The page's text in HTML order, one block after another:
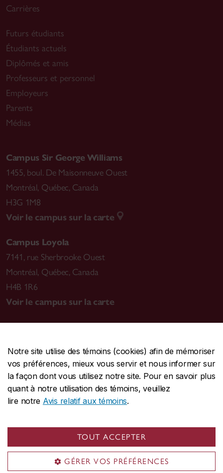
Notre site utilise des témoins (cookies) afin de mémoriser
vos préférences, mieux vous servir et nous informer sur
la façon dont vous utilisez notre site. Pour en savoir plus
quant à notre utilisation des témoins, veuillez
lire notre Avis relatif aux témoins.
TOUT ACCEPTER
GÉRER VOS PRÉFÉRENCES
Carrières
Futurs étudiants
Étudiants actuels
Diplômés et amis
Professeurs et personnel
Employeurs
Parents
Médias
Campus Sir George Williams
1455, boul. De Maisonneuve Ouest
Montréal, Québec, Canada
H3G 1M8
Voir le campus sur la carte
Campus Loyola
7141, rue Sherbrooke Ouest
Montréal, Québec, Canada
H4B 1R6
Voir le campus sur la carte
CENTRALE514-848-2424
URGENCE514-848-3717
Protection et prévention | Accessibilité | Confidentialité
Conditions d'utilisation | Gérer les témoins
© Université Concordia. Montréal, QC, Canada